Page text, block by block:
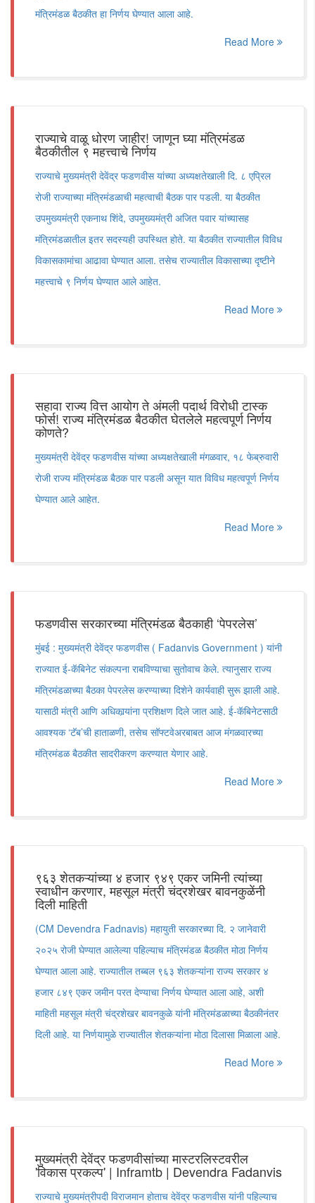
मंत्रिमंडळ बैठकीत हा निर्णय घेण्यात आला आहे.
Read More
राज्याचे वाळू धोरण जाहीर! जाणून घ्या मंत्रिमंडळ
बैठकीतील ९ महत्त्वाचे निर्णय
राज्याचे मुख्यमंत्री देवेंद्र फडणवीस यांच्या अध्यक्षतेखाली दि. ८ एप्रिल
रोजी राज्याच्या मंत्रिमंडळाची महत्वाची बैठक पार पडली. या बैठकीत
उपमुख्यमंत्री एकनाथ शिंदे, उपमुख्यमंत्री अजित पवार यांच्यासह
मंत्रिमंडळातील इतर सदस्यही उपस्थित होते. या बैठकीत राज्यातील विविध
विकासकामांचा आढावा घेण्यात आला. तसेच राज्यातील विकासाच्या दृष्टीने
महत्त्वाचे ९ निर्णय घेण्यात आले आहेत.
Read More
सहावा राज्य वित्त आयोग ते अंमली पदार्थ विरोधी टास्क
फोर्स! राज्य मंत्रिमंडळ बैठकीत घेतलेले महत्वपूर्ण निर्णय
कोणते?
मुख्यमंत्री देवेंद्र फडणवीस यांच्या अध्यक्षतेखाली मंगळवार, १८ फेब्रुवारी
रोजी राज्य मंत्रिमंडळ बैठक पार पडली असून यात विविध महत्वपूर्ण निर्णय
घेण्यात आले आहेत.
Read More
फडणवीस सरकारच्या मंत्रिमंडळ बैठकाही ‘पेपरलेस’
मुंबई : मुख्यमंत्री देवेंद्र फडणवीस ( Fadanvis Government ) यांनी
राज्यात ई-कॅबिनेट संकल्पना राबविण्याचा सुतोवाच केले. त्यानुसार राज्य
मंत्रिमंडळाच्या बैठका पेपरलेस करण्याच्या दिशेने कार्यवाही सुरू झाली आहे.
यासाठी मंत्री आणि अधिकार्‍यांना प्रशिक्षण दिले जात आहे. ई-कॅबिनेटसाठी
आवश्यक ‘टॅब’ची हाताळणी, तसेच सॉफ्टवेअरबाबत आज मंगळवारच्या
मंत्रिमंडळ बैठकीत सादरीकरण करण्यात येणार आहे.
Read More
९६३ शेतकऱ्यांच्या ४ हजार ९४९ एकर जमिनी त्यांच्या
स्वाधीन करणार, महसूल मंत्री चंद्रशेखर बावनकुळेंनी
दिली माहिती
(CM Devendra Fadnavis) महायुती सरकारच्या दि. २ जानेवारी
२०२५ रोजी घेण्यात आलेल्या पहिल्याच मंत्रिमंडळ बैठकीत मोठा निर्णय
घेण्यात आला आहे. राज्यातील तब्बल ९६३ शेतकऱ्यांना राज्य सरकार ४
हजार ८४९ एकर जमीन परत देण्याचा निर्णय घेण्यात आला आहे, अशी
माहिती महसूल मंत्री चंद्रशेखर बावनकुळे यांनी मंत्रिमंडळाच्या बैठकीनंतर
दिली आहे. या निर्णयामुळे राज्यातील शेतकऱ्यांना मोठा दिलासा मिळाला आहे.
Read More
मुख्यमंत्री देवेंद्र फडणवीसांच्या मास्टरलिस्टवरील
'विकास प्रकल्प' | Inframtb | Devendra Fadanvis
राज्याचे मुख्यमंत्रीपदी विराजमान होताच देवेंद्र फडणवीस यांनी पहिल्याच